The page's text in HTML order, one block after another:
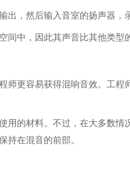
出，然后输入音室的扬声器，
间中，因此其声音比其他类型
师更容易获得混响音效。工
用的材料。不过，在大多数
持在混音的前部。